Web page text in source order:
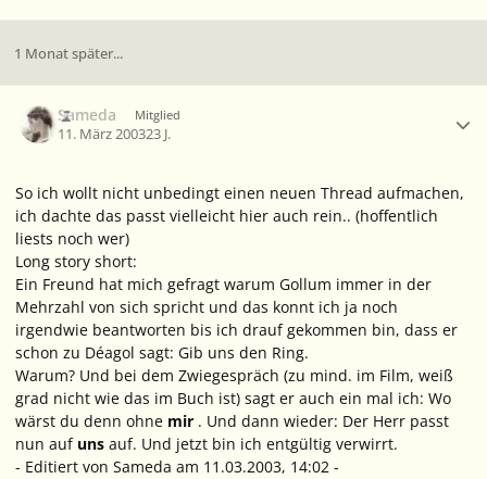
1 Monat später...
Sameda Mitglied
11. März 200323 J.
So ich wollt nicht unbedingt einen neuen Thread aufmachen,
ich dachte das passt vielleicht hier auch rein.. (hoffentlich
liests noch wer)
Long story short:
Ein Freund hat mich gefragt warum Gollum immer in der
Mehrzahl von sich spricht und das konnt ich ja noch
irgendwie beantworten bis ich drauf gekommen bin, dass er
schon zu Déagol sagt: Gib uns den Ring.
Warum? Und bei dem Zwiegespräch (zu mind. im Film, weiß
grad nicht wie das im Buch ist) sagt er auch ein mal ich: Wo
wärst du denn ohne mir . Und dann wieder: Der Herr passt
nun auf uns auf. Und jetzt bin ich entgültig verwirrt.
- Editiert von Sameda am 11.03.2003, 14:02 -